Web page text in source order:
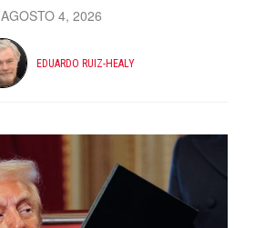
AGOSTO 4, 2026
EDUARDO RUIZ-HEALY